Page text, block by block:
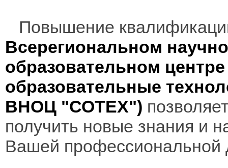
Повышение
Всерегиональном
образовательном
образовательные
ВНОЦ "СОТЕХ")
получить новые знания и
Вашей профессиональной